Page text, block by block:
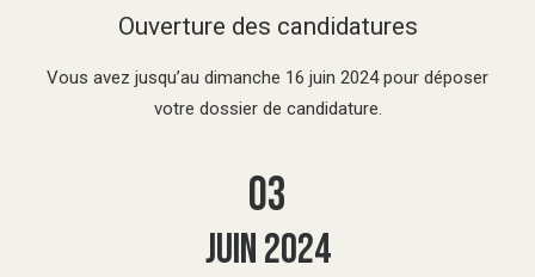
Ouverture des candidatures
Vous avez jusqu’au dimanche 16 juin 2024 pour déposer
votre dossier de candidature.
03
juin 2024